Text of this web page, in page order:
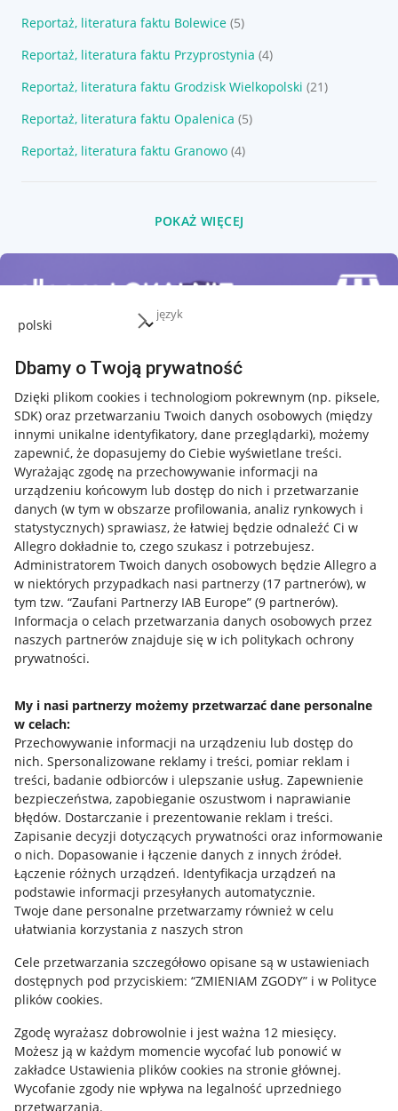
język
Dbamy o Twoją prywatność
Dzięki plikom cookies i technologiom pokrewnym (np. piksele,
SDK) oraz przetwarzaniu Twoich danych osobowych (między
innymi unikalne identyfikatory, dane przeglądarki), możemy
zapewnić, że dopasujemy do Ciebie wyświetlane treści.
Wyrażając zgodę na przechowywanie informacji na
urządzeniu końcowym lub dostęp do nich i przetwarzanie
danych (w tym w obszarze profilowania, analiz rynkowych i
statystycznych) sprawiasz, że łatwiej będzie odnaleźć Ci w
Allegro dokładnie to, czego szukasz i potrzebujesz.
Administratorem Twoich danych osobowych będzie Allegro a
w niektórych przypadkach nasi partnerzy (17 partnerów), w
tym tzw. “Zaufani Partnerzy IAB Europe” (9 partnerów).
Informacja o celach przetwarzania danych osobowych przez
naszych partnerów znajduje się w ich politykach ochrony
prywatności.
My i nasi partnerzy możemy przetwarzać dane personalne
w celach:
Przechowywanie informacji na urządzeniu lub dostęp do
nich. Spersonalizowane reklamy i treści, pomiar reklam i
treści, badanie odbiorców i ulepszanie usług. Zapewnienie
bezpieczeństwa, zapobieganie oszustwom i naprawianie
błędów. Dostarczanie i prezentowanie reklam i treści.
Zapisanie decyzji dotyczących prywatności oraz informowanie
o nich. Dopasowanie i łączenie danych z innych źródeł.
Łączenie różnych urządzeń. Identyfikacja urządzeń na
podstawie informacji przesyłanych automatycznie.
Twoje dane personalne przetwarzamy również w celu
ułatwiania korzystania z naszych stron
Cele przetwarzania szczegółowo opisane są w ustawieniach
dostępnych pod przyciskiem: “ZMIENIAM ZGODY” i w Polityce
plików cookies.
Zgodę wyrażasz dobrowolnie i jest ważna 12 miesięcy.
Możesz ją w każdym momencie wycofać lub ponowić w
zakładce Ustawienia plików cookies na stronie głównej.
Wycofanie zgody nie wpływa na legalność uprzedniego
przetwarzania.
Reportaż, literatura faktu Bolewice (5)
Reportaż, literatura faktu Przyprostynia (4)
Reportaż, literatura faktu Grodzisk Wielkopolski (21)
Reportaż, literatura faktu Opalenica (5)
Reportaż, literatura faktu Granowo (4)
POKAŻ WIĘCEJ
Nawigacja
Przydatne informacje
Jak to działa
Allegro Gadane dla sprzedających
Allegro Gadane dla kupujących
Mapa miejscowości
Informacje prawne
Regulamin
Polityka plików "cookies"
Ustawienia plików "cookies"
Udostępnianie lokalizacji
Informacje dla Aktu o Usługach Cyfrowych
Pobierz aplikację